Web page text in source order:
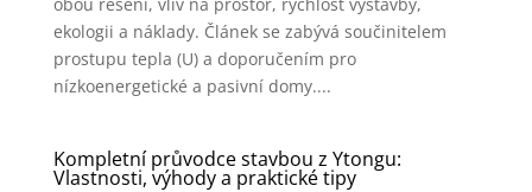
ekologii a náklady. Článek se zabývá součinitelem
prostupu tepla (U) a doporučením pro
nízkoenergetické a pasivní domy....
Kompletní průvodce stavbou z Ytongu:
Vlastnosti, výhody a praktické tipy